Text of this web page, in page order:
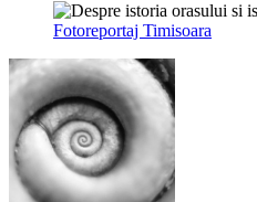
Fotoreportaj Timisoara